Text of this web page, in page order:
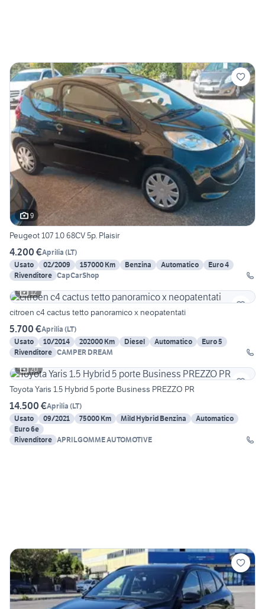
9
Peugeot 107 1.0 68CV 5p. Plaisir
4.200 €Aprilia (LT)
Usato
02/2009 157000 Km Benzina Automatico
Euro 4
Rivenditore CapCarShop
12
citroen c4 cactus tetto panoramico x neopatentati
5.700 €Aprilia (LT)
Usato
10/2014 202000 Km Diesel Automatico
Euro 5
Rivenditore CAMPER DREAM
20
Toyota Yaris 1.5 Hybrid 5 porte Business PREZZO PR
14.500 €Aprilia (LT)
Usato
09/2021 75000 Km Mild Hybrid Benzina
Automatico
Euro 6e
Rivenditore APRILGOMME AUTOMOTIVE